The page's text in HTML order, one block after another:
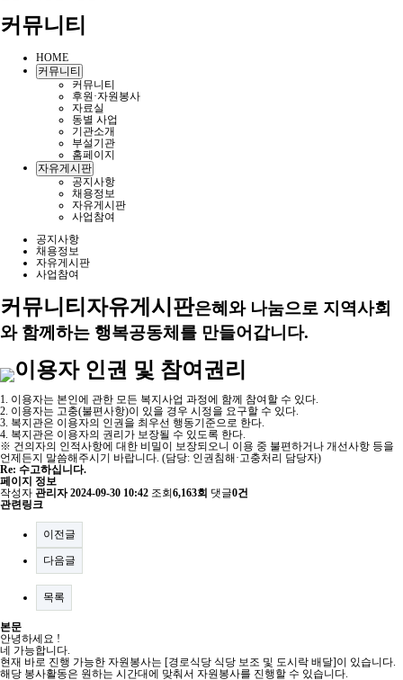
커뮤니티
HOME
커뮤니티
커뮤니티
후원·자원봉사
자료실
동별 사업
기관소개
부설기관
홈페이지
자유게시판
공지사항
채용정보
자유게시판
사업참여
공지사항
채용정보
자유게시판
사업참여
커뮤니티 자유게시판은혜와 나눔으로 지역사회
와 함께하는 행복공동체를 만들어갑니다.
이용자 인권 및 참여권리
1. 이용자는 본인에 관한 모든 복지사업 과정에 함께 참여할 수 있다.
2. 이용자는 고충(불편사항)이 있을 경우 시정을 요구할 수 있다.
3. 복지관은 이용자의 인권을 최우선 행동기준으로 한다.
4. 복지관은 이용자의 권리가 보장될 수 있도록 한다.
※ 건의자의 인적사항에 대한 비밀이 보장되오니 이용 중 불편하거나 개선사항 등을
언제든지 말씀해주시기 바랍니다. (담당: 인권침해·고충처리 담당자)
Re: 수고하십니다.
페이지 정보
작성자 관리자 2024-09-30 10:42 조회 6,163회 댓글0건
관련링크
이전글
다음글
목록
본문
안녕하세요 !
네 가능합니다.
현재 바로 진행 가능한 자원봉사는 [경로식당 식당 보조 및 도시락 배달]이 있습니다.
해당 봉사활동은 원하는 시간대에 맞춰서 자원봉사를 진행할 수 있습니다.